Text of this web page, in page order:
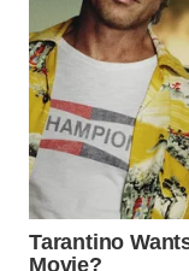
WN
DEPOK
WN
TAPANULI
UTARA
WN
SAMOSIR